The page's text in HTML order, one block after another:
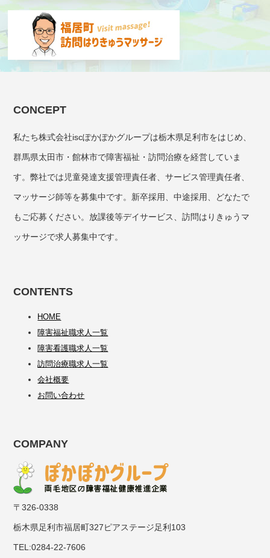
CONCEPT
私たち株式会社iscぽかぽかグループは栃木県足利市をはじめ、
群馬県太田市・館林市で障害福祉・訪問治療を経営していま
す。弊社では児童発達支援管理責任者、サービス管理責任者、
マッサージ師等を募集中です。新卒採用、中途採用、どなたで
もご応募ください。放課後等デイサービス、訪問はりきゅうマ
ッサージで求人募集中です。
CONTENTS
HOME
障害福祉職求人一覧
障害看護職求人一覧
訪問治療職求人一覧
会社概要
お問い合わせ
COMPANY
〒326-0338
栃木県足利市福居町327ピアステージ足利103
TEL:0284-22-7606